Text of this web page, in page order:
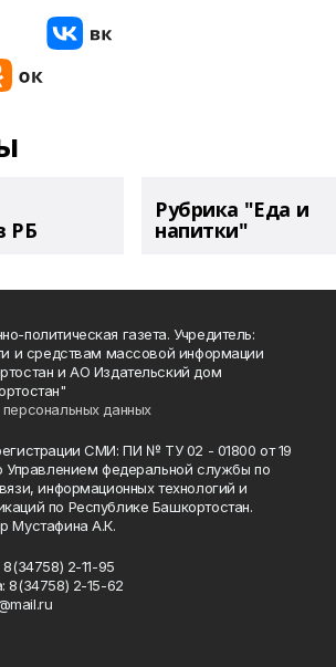
РБ
Рубрика "Еда и
напитки"
политическая газета. Учредитель:
и средствам массовой информации
и АО Издательский дом
данных
СМИ: ПИ № ТУ 02 - 01800 от 19
Управлением федеральной службы по
информационных технологий и
по Республике Башкортостан.
Мустафина А.К.
2-11-95
8(34758) 2-15-62